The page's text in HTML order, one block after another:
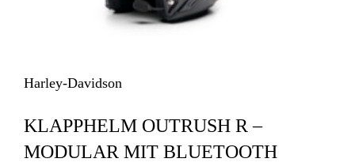
Harley-Davidson
KLAPPHELM OUTRUSH R –
MODULAR MIT BLUETOOTH